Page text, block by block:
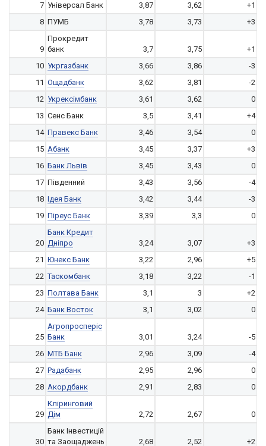
7 Універсал Банк 3,87 3,62
+1
8 ПУМБ 3,78 3,73 +3
9
Прокредит
банк
3,7 3,75
+1
10 Укргазбанк 3,66 3,86
-3
11 Ощадбанк 3,62 3,81
-2
12 Укрексімбанк 3,61 3,62
0
13 Сенс Банк 3,5 3,41
+4
14 Правекс Банк 3,46 3,54
0
15 Абанк 3,45 3,37
+3
16 Банк Львів 3,45 3,43
0
17 Південний 3,43 3,56
-4
18 Ідея Банк 3,42 3,44
-3
19 Піреус Банк 3,39 3,3 0
20
Банк Кредит
Дніпро
3,24 3,07
+3
21 Юнекс Банк 3,22 2,96
+5
22 Таскомбанк 3,18 3,22
-1
23 Полтава Банк 3,1 3
+2
24 Банк Восток 3,1 3,02 0
25
Агропросперіс
Банк
3,01 3,24
-5
26 МТБ Банк 2,96 3,09
-4
27 Радабанк 2,95 2,96
0
28 Акордбанк 2,91 2,83 0
29
Кліринговий
Дім
2,72 2,67 0
30
Банк Інвестицій
та Заощаджень
2,68 2,52
+2